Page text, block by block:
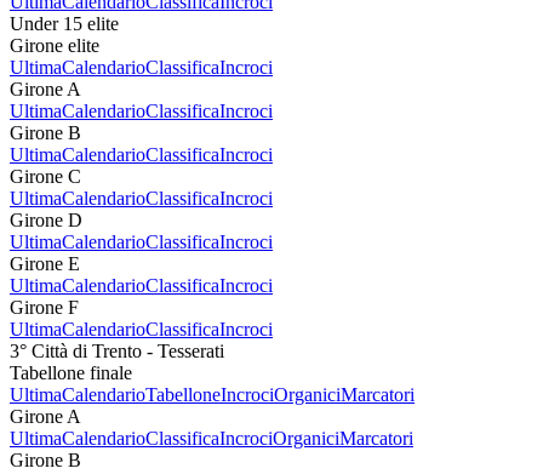
Under 15 elite
Girone elite
UltimaCalendarioClassificaIncroci
Girone A
UltimaCalendarioClassificaIncroci
Girone B
UltimaCalendarioClassificaIncroci
Girone C
UltimaCalendarioClassificaIncroci
Girone D
UltimaCalendarioClassificaIncroci
Girone E
UltimaCalendarioClassificaIncroci
Girone F
UltimaCalendarioClassificaIncroci
3° Città di Trento - Tesserati
Tabellone finale
UltimaCalendarioTabelloneIncrociOrganiciMarcatori
Girone A
UltimaCalendarioClassificaIncrociOrganiciMarcatori
Girone B